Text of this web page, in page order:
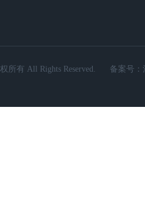
所有 All Rights Reserved. 备案号：